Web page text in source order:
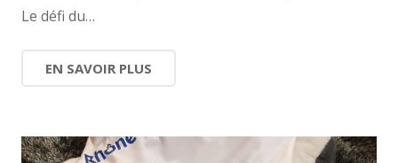
Le défi du…
EN SAVOIR PLUS